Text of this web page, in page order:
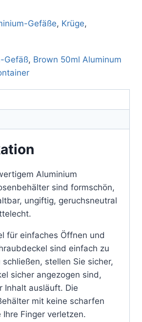
Gefäße, Krüge,
Gefäß, Brown 50ml Aluminum
Aluminium
sind formschön,
ungiftig, geruchsneutral
für einfaches Öffnen und
sind einfach zu
stellen Sie sicher,
sicher angezogen sind,
Inhalt ausläuft. Die
mit keine scharfen
Finger verletzen.